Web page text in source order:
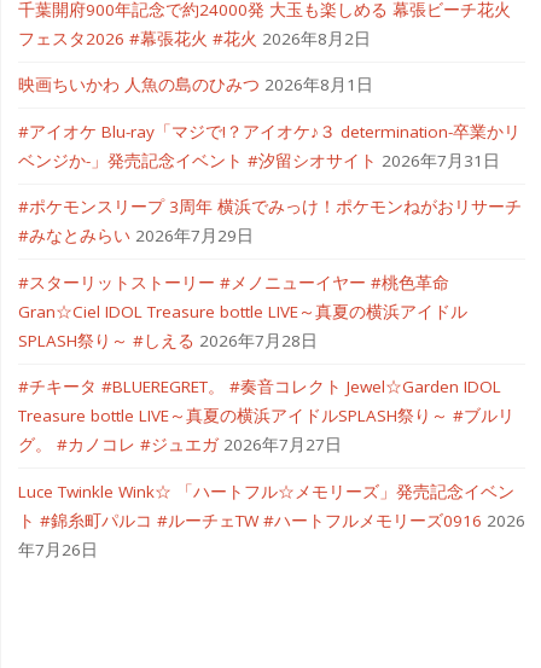
ィ
レ
イ"
千葉開府900年記念で約24000発 大玉も楽しめる 幕張ビーチ花火
フェスタ2026 #幕張花火 #花火 2026年8月2日
映画ちいかわ 人魚の島のひみつ 2026年8月1日
#アイオケ Blu-ray「マジで!？アイオケ♪３ determination-卒業かリ
ベンジか-」発売記念イベント #汐留シオサイト 2026年7月31日
#ポケモンスリープ 3周年 横浜でみっけ！ポケモンねがおリサーチ
#みなとみらい 2026年7月29日
#スターリットストーリー #メノニューイヤー #桃色革命
Gran☆Ciel IDOL Treasure bottle LIVE～真夏の横浜アイドル
SPLASH祭り～ #しえる 2026年7月28日
#チキータ #BLUEREGRET。 #奏音コレクト Jewel☆Garden IDOL
Treasure bottle LIVE～真夏の横浜アイドルSPLASH祭り～ #ブルリ
グ。 #カノコレ #ジュエガ 2026年7月27日
Luce Twinkle Wink☆ 「ハートフル☆メモリーズ」発売記念イベン
ト #錦糸町パルコ #ルーチェTW #ハートフルメモリーズ0916 2026
年7月26日